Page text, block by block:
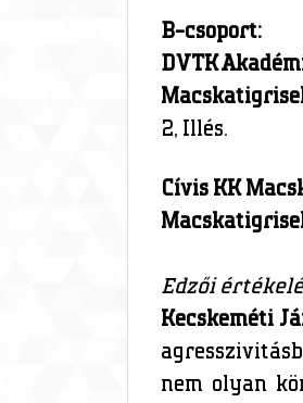
B-csoport:
DVTK
2, Illés.
Cívis KK
Edzői
Kecskeméti
nem olyan